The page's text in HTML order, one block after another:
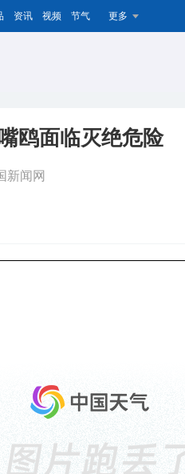
资讯 视频 节气 更多
鸥面临灭绝危险
新闻网